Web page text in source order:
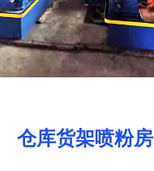
仓库货架喷粉房